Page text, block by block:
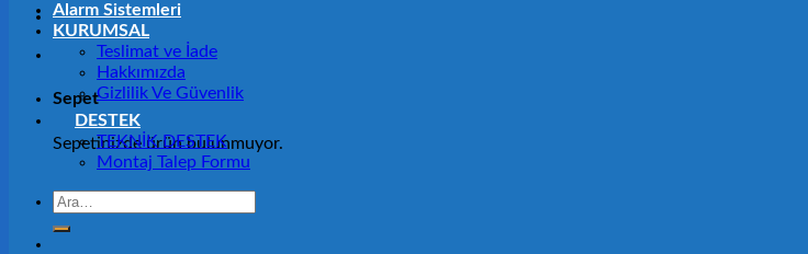
Sepet
Sepetinizde ürün bulunmuyor.
Alarm Sistemleri
KURUMSAL
Teslimat ve İade
Hakkımızda
Gizlilik Ve Güvenlik
DESTEK
TEKNİK DESTEK
Montaj Talep Formu
Ara: